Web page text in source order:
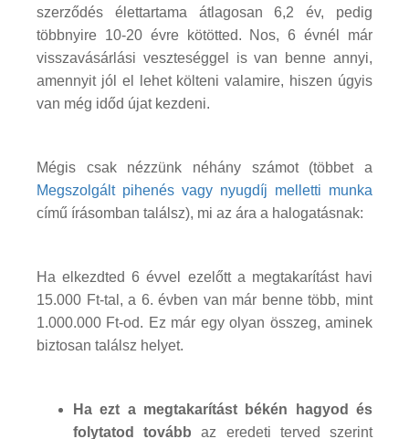
szerződés élettartama átlagosan 6,2 év, pedig
többnyire 10-20 évre kötötted. Nos, 6 évnél már
visszavásárlási veszteséggel is van benne annyi,
amennyit jól el lehet költeni valamire, hiszen úgyis
van még időd újat kezdeni.
Mégis csak nézzünk néhány számot (többet a
Megszolgált pihenés vagy nyugdíj melletti munka
című írásomban találsz), mi az ára a halogatásnak:
Ha elkezdted 6 évvel ezelőtt a megtakarítást havi
15.000 Ft-tal, a 6. évben van már benne több, mint
1.000.000 Ft-od. Ez már egy olyan összeg, aminek
biztosan találsz helyet.
Ha ezt a megtakarítást békén hagyod és
folytatod tovább az eredeti terved szerint